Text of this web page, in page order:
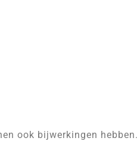
ook bijwerkingen